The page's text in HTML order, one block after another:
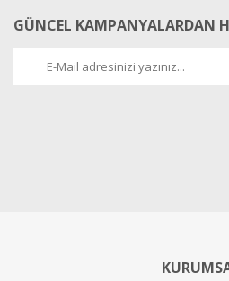
GÜNCEL KAMPANYALARDAN